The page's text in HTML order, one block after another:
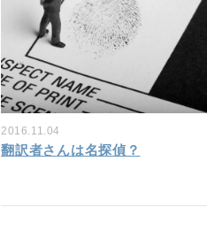
2016.11.04
翻訳者さんは名探偵？